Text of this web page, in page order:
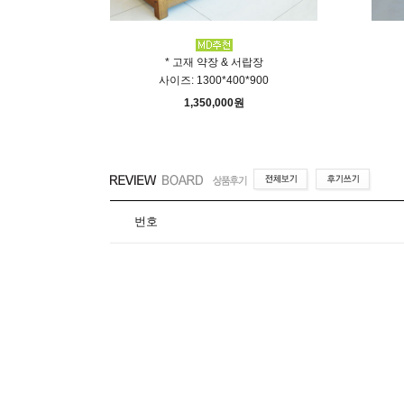
* 고재 약장 & 서랍장
사이즈: 1300*400*900
1,350,000원
번호